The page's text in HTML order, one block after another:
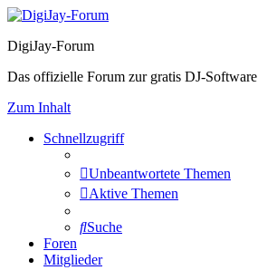
DigiJay-Forum
Das offizielle Forum zur gratis DJ-Software
Zum Inhalt
Schnellzugriff
Unbeantwortete Themen
Aktive Themen
Suche
Foren
Mitglieder